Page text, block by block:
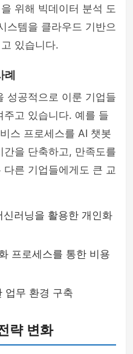
위해 빅데이터 분석 도
스템을 클라우드 기반으
있습니다.
성공적으로 이룬 기업들
고 있습니다. 예를 들
스 프로세스를 AI 챗봇
을 단축하고, 만족도를
른 기업들에게도 큰 교
러닝을 활용한 개인화
프로세스를 통한 비용
업무 환경 구축
략 변화